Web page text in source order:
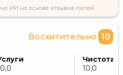
ИИ на основе отзывов гостей
Восхитительно 10
Чистота
10,0